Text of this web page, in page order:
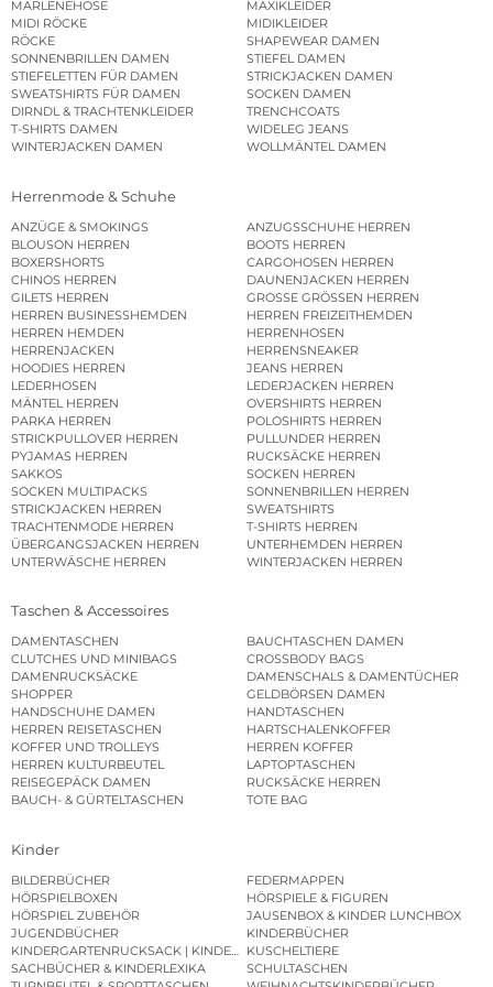
MARLENEHOSE
MAXIKLEIDER
MIDI RÖCKE
MIDIKLEIDER
RÖCKE
SHAPEWEAR DAMEN
SONNENBRILLEN DAMEN
STIEFEL DAMEN
STIEFELETTEN FÜR DAMEN
STRICKJACKEN DAMEN
SWEATSHIRTS FÜR DAMEN
SOCKEN DAMEN
DIRNDL & TRACHTENKLEIDER
TRENCHCOATS
T-SHIRTS DAMEN
WIDELEG JEANS
WINTERJACKEN DAMEN
WOLLMÄNTEL DAMEN
Herrenmode & Schuhe
ANZÜGE & SMOKINGS
ANZUGSSCHUHE HERREN
BLOUSON HERREN
BOOTS HERREN
BOXERSHORTS
CARGOHOSEN HERREN
CHINOS HERREN
DAUNENJACKEN HERREN
GILETS HERREN
GROSSE GRÖSSEN HERREN
HERREN BUSINESSHEMDEN
HERREN FREIZEITHEMDEN
HERREN HEMDEN
HERRENHOSEN
HERRENJACKEN
HERRENSNEAKER
HOODIES HERREN
JEANS HERREN
LEDERHOSEN
LEDERJACKEN HERREN
MÄNTEL HERREN
OVERSHIRTS HERREN
PARKA HERREN
POLOSHIRTS HERREN
STRICKPULLOVER HERREN
PULLUNDER HERREN
PYJAMAS HERREN
RUCKSÄCKE HERREN
SAKKOS
SOCKEN HERREN
SOCKEN MULTIPACKS
SONNENBRILLEN HERREN
STRICKJACKEN HERREN
SWEATSHIRTS
TRACHTENMODE HERREN
T-SHIRTS HERREN
ÜBERGANGSJACKEN HERREN
UNTERHEMDEN HERREN
UNTERWÄSCHE HERREN
WINTERJACKEN HERREN
Taschen & Accessoires
DAMENTASCHEN
BAUCHTASCHEN DAMEN
CLUTCHES UND MINIBAGS
CROSSBODY BAGS
DAMENRUCKSÄCKE
DAMENSCHALS & DAMENTÜCHER
SHOPPER
GELDBÖRSEN DAMEN
HANDSCHUHE DAMEN
HANDTASCHEN
HERREN REISETASCHEN
HARTSCHALENKOFFER
KOFFER UND TROLLEYS
HERREN KOFFER
HERREN KULTURBEUTEL
LAPTOPTASCHEN
REISEGEPÄCK DAMEN
RUCKSÄCKE HERREN
BAUCH- & GÜRTELTASCHEN
TOTE BAG
Kinder
BILDERBÜCHER
FEDERMAPPEN
HÖRSPIELBOXEN
HÖRSPIELE & FIGUREN
HÖRSPIEL ZUBEHÖR
JAUSENBOX & KINDER LUNCHBOX
JUGENDBÜCHER
KINDERBÜCHER
KINDERGARTENRUCKSACK | KINDERGARTENBEUTEL
KUSCHELTIERE
SACHBÜCHER & KINDERLEXIKA
SCHULTASCHEN